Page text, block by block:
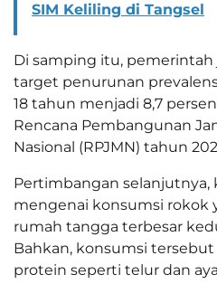
SIM Keliling di Tangsel
Di samping itu,
target penurunan
18 tahun menjadi 8,7
Rencana Pembangunan
Nasional (RPJMN) tahun
Pertimbangan selanjutnya,
mengenai konsumsi rokok
rumah tangga terbesar
Bahkan, konsumsi
protein seperti telur dan